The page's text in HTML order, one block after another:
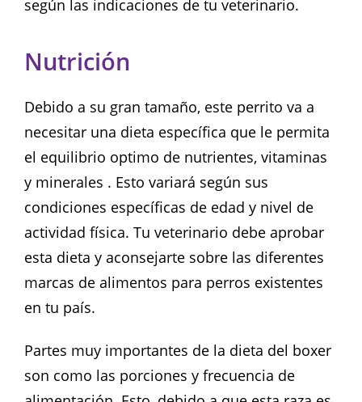
según las indicaciones de tu veterinario.
Nutrición
Debido a su gran tamaño, este perrito va a
necesitar una dieta específica que le permita
el equilibrio optimo de nutrientes, vitaminas
y minerales . Esto variará según sus
condiciones específicas de edad y nivel de
actividad física. Tu veterinario debe aprobar
esta dieta y aconsejarte sobre las diferentes
marcas de alimentos para perros existentes
en tu país.
Partes muy importantes de la dieta del boxer
son como las porciones y frecuencia de